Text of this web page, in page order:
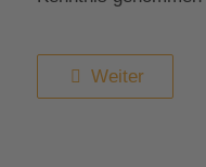
Weiter